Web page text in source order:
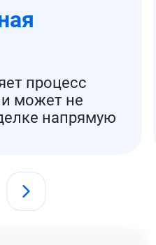
процесс
может не
напрямую